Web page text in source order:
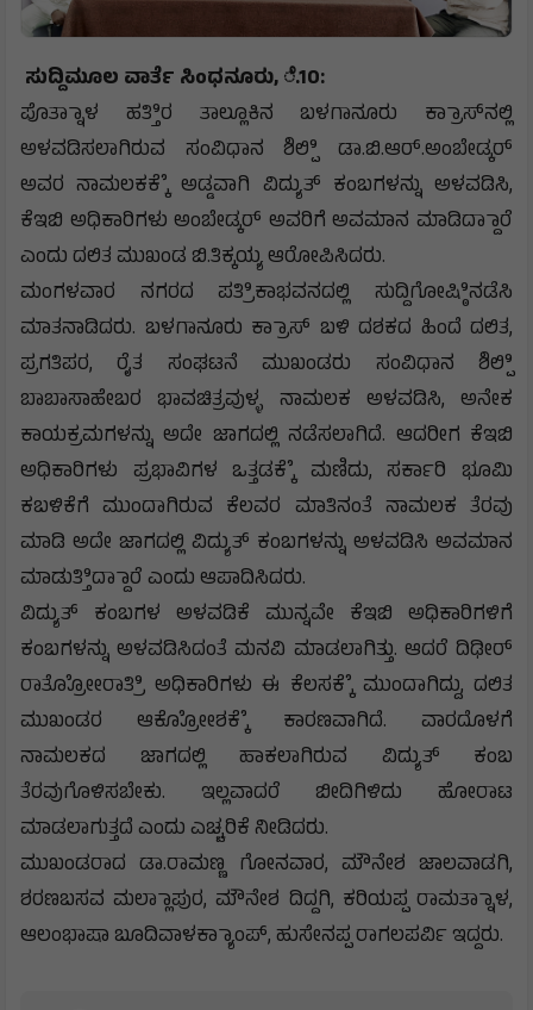
ಸುದ್ದಿಮೂಲ ವಾರ್ತೆ ಸಿಂಧನೂರು, ೆ.10:
ಪೊತ್ನಾಾಳ ಹತ್ತಿಿರ ತಾಲ್ಲೂಕಿನ ಬಳಗಾನೂರು ಕ್ರಾಾಸ್‌ನಲ್ಲಿ
ಅಳವಡಿಸಲಾಗಿರುವ ಸಂವಿಧಾನ ಶಿಲ್ಪಿಿ ಡಾ.ಬಿ.ಆರ್.ಅಂಬೇಡ್ಕರ್
ಅವರ ನಾಮಲಕಕ್ಕೆೆ ಅಡ್ಡವಾಗಿ ವಿದ್ಯುತ್ ಕಂಬಗಳನ್ನು ಅಳವಡಿಸಿ,
ಕೆಇಬಿ ಅಧಿಕಾರಿಗಳು ಅಂಬೇಡ್ಕರ್ ಅವರಿಗೆ ಅವಮಾನ ಮಾಡಿದ್ದಾಾರೆ
ಎಂದು ದಲಿತ ಮುಖಂಡ ಬಿ.ತಿಕ್ಕಯ್ಯ ಆರೋಪಿಸಿದರು.
ಮಂಗಳವಾರ ನಗರದ ಪತ್ರಿಿಕಾಭವನದಲ್ಲಿ ಸುದ್ದಿಗೋಷ್ಠಿಿನಡೆಸಿ
ಮಾತನಾಡಿದರು. ಬಳಗಾನೂರು ಕ್ರಾಾಸ್ ಬಳಿ ದಶಕದ ಹಿಂದೆ ದಲಿತ,
ಪ್ರಗತಿಪರ, ರೈತ ಸಂಘಟನೆ ಮುಖಂಡರು ಸಂವಿಧಾನ ಶಿಲ್ಪಿಿ
ಬಾಬಾಸಾಹೇಬರ ಭಾವಚಿತ್ರವುಳ್ಳ ನಾಮಲಕ ಅಳವಡಿಸಿ, ಅನೇಕ
ಕಾಯಕ್ರಮಗಳನ್ನು ಅದೇ ಜಾಗದಲ್ಲಿ ನಡೆಸಲಾಗಿದೆ. ಆದರೀಗ ಕೆಇಬಿ
ಅಧಿಕಾರಿಗಳು ಪ್ರಭಾವಿಗಳ ಒತ್ತಡಕ್ಕೆೆ ಮಣಿದು, ಸರ್ಕಾರಿ ಭೂಮಿ
ಕಬಳಿಕೆಗೆ ಮುಂದಾಗಿರುವ ಕೆಲವರ ಮಾತಿನಂತೆ ನಾಮಲಕ ತೆರವು
ಮಾಡಿ ಅದೇ ಜಾಗದಲ್ಲಿ ವಿದ್ಯುತ್ ಕಂಬಗಳನ್ನು ಅಳವಡಿಸಿ ಅವಮಾನ
ಮಾಡುತ್ತಿಿದ್ದಾಾರೆ ಎಂದು ಆಪಾದಿಸಿದರು.
ವಿದ್ಯುತ್ ಕಂಬಗಳ ಅಳವಡಿಕೆ ಮುನ್ನವೇ ಕೆಇಬಿ ಅಧಿಕಾರಿಗಳಿಗೆ
ಕಂಬಗಳನ್ನು ಅಳವಡಿಸಿದಂತೆ ಮನವಿ ಮಾಡಲಾಗಿತ್ತು. ಆದರೆ ದಿಢೀರ್
ರಾತ್ರೋೋರಾತ್ರಿಿ ಅಧಿಕಾರಿಗಳು ಈ ಕೆಲಸಕ್ಕೆೆ ಮುಂದಾಗಿದ್ದು, ದಲಿತ
ಮುಖಂಡರ ಆಕ್ರೋೋಶಕ್ಕೆೆ ಕಾರಣವಾಗಿದೆ. ವಾರದೊಳಗೆ
ನಾಮಲಕದ ಜಾಗದಲ್ಲಿ ಹಾಕಲಾಗಿರುವ ವಿದ್ಯುತ್ ಕಂಬ
ತೆರವುಗೊಳಿಸಬೇಕು. ಇಲ್ಲವಾದರೆ ಬೀದಿಗಿಳಿದು ಹೋರಾಟ
ಮಾಡಲಾಗುತ್ತದೆ ಎಂದು ಎಚ್ಚರಿಕೆ ನೀಡಿದರು.
ಮುಖಂಡರಾದ ಡಾ.ರಾಮಣ್ಣ ಗೋನವಾರ, ಮೌನೇಶ ಜಾಲವಾಡಗಿ,
ಶರಣಬಸವ ಮಲ್ಲಾಾಪುರ, ಮೌನೇಶ ದಿದ್ದಗಿ, ಕರಿಯಪ್ಪ ರಾಮತ್ನಾಾಳ,
ಆಲಂಭಾಷಾ ಬೂದಿವಾಳಕ್ಯಾಾಂಪ್, ಹುಸೇನಪ್ಪ ರಾಗಲಪರ್ವಿ ಇದ್ದರು.